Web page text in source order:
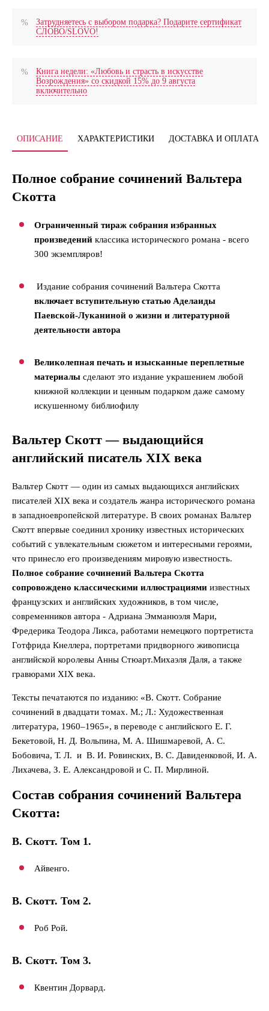
Затрудняетесь с выбором подарка? Подарите сертификат
СЛОВО/SLOVO!
Книга недели: «Любовь и страсть в искусстве
Возрождения» со скидкой 15% до 9 августа
включительно
ОПИСАНИЕ ХАРАКТЕРИСТИКИ ДОСТАВКА И ОПЛАТА
Полное собрание сочинений Вальтера
Скотта
Ограниченный тираж собрания избранных
произведений классика исторического романа - всего
300 экземпляров!
Издание собрания сочинений Вальтера Скотта
включает вступительную статью Аделаиды
Паевской-Луканиной о жизни и литературной
деятельности автора
Великолепная печать и изысканные переплетные
материалы сделают это издание украшением любой
книжной коллекции и ценным подарком даже самому
искушенному библиофилу
Вальтер Скотт — выдающийся
английский писатель XIX века
Вальтер Скотт — один из самых выдающихся английских
писателей XIX века и создатель жанра исторического романа
в западноевропейской литературе. В своих романах Вальтер
Скотт впервые соединил хронику известных исторических
событий с увлекательным сюжетом и интересными героями,
что принесло его произведениям мировую известность.
Полное собрание сочинений Вальтера Скотта
сопровождено классическими иллюстрациями известных
французских и английских художников, в том числе,
современников автора - Адриана Эмманюэля Мари,
Фредерика Теодора Ликса, работами немецкого портретиста
Готфрида Кнеллера, портретами придворного живописца
английской королевы Анны Стюарт.Михаэля Даля, а также
гравюрами XIX века.
Тексты печатаются по изданию: «В. Скотт. Собрание
сочинений в двадцати томах. М.; Л.: Художественная
литература, 1960–1965», в переводе с английского Е. Г.
Бекетовой, Н. Д. Вольпина, М. А. Шишмаревой, А. С.
Бобовича, Т. Л. и В. И. Ровинских, В. С. Давиденковой, И. А.
Лихачева, З. Е. Александровой и С. П. Мирлиной.
Состав собрания сочинений Вальтера
Скотта:
В. Скотт. Том 1.
Айвенго.
В. Скотт. Том 2.
Роб Рой.
В. Скотт. Том 3.
Квентин Дорвард.